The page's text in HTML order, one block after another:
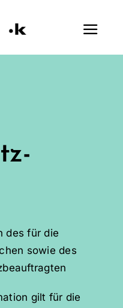
des für die
sowie des
gilt für die